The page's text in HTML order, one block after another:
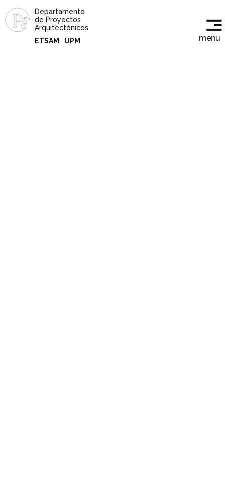
Departamento
de Proyectos
Arquitectónicos
ETSAM
UPM menu